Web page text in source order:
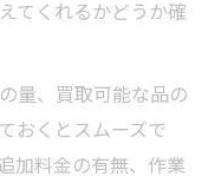
てくれるかどうか確
量、買取可能な品の
おくとスムーズで
加料金の有無、作業